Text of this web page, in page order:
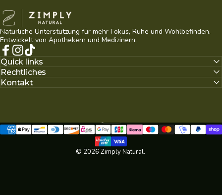
Zimply Natural
Natürliche Unterstützung für mehr Fokus, Ruhe und Wohlbefinden.
Entwickelt von Apothekern und Medizinern.
Facebook
Instagram
TikTok
Quick links
Rechtliches
Kontakt
© 2026 Zimply Natural.
Sprache